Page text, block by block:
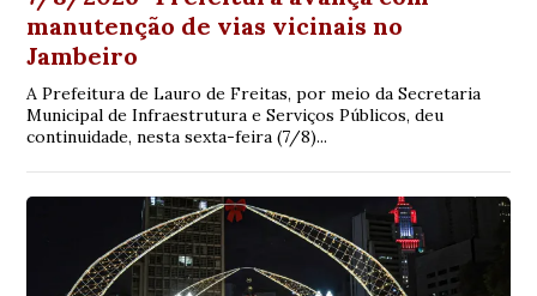
manutenção de vias vicinais no
Jambeiro
A Prefeitura de Lauro de Freitas, por meio da Secretaria
Municipal de Infraestrutura e Serviços Públicos, deu
continuidade, nesta sexta-feira (7/8)...